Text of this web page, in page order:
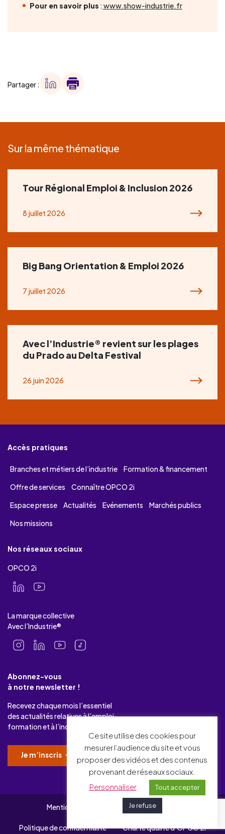
Pour en savoir plus : www.show-industrie.fr
Partager :
Sur la même thématique
Tour Régional Emploi & Inclusion 2026
8 juillet 2026
Big Bang Orientation & Emploi 2026
7 juillet 2026
Avec l’Industrie® revient sur les plages
du Prado au Delta Festival
26 juin 2026
Accès pratiques
Branches et métiers de l’industrie
Formation & financement
Offre de services
Connaître OPCO 2i
Espace presse
Actualités Evénements
Marchés publics
Nos missions
Nos réseaux sociaux
OPCO 2i
La marque collective
Avec l’Industrie®
Abonnez-vous
à notre newsletter !
Recevez chaque mois l’essentiel
des actualités relatives à l’emploi-
formation et à l’industrie.
Je m’inscris
Mentions légales Gérer mes cookies
Politique de confidentialité Charte qualité d’OPCO 2i
Ce site utilise des cookies pour
mesurer l’audience du site et vous
proposer des vidéos et des contenus
provenant de réseaux sociaux.
Personnaliser
Tout accepter
Je refuse